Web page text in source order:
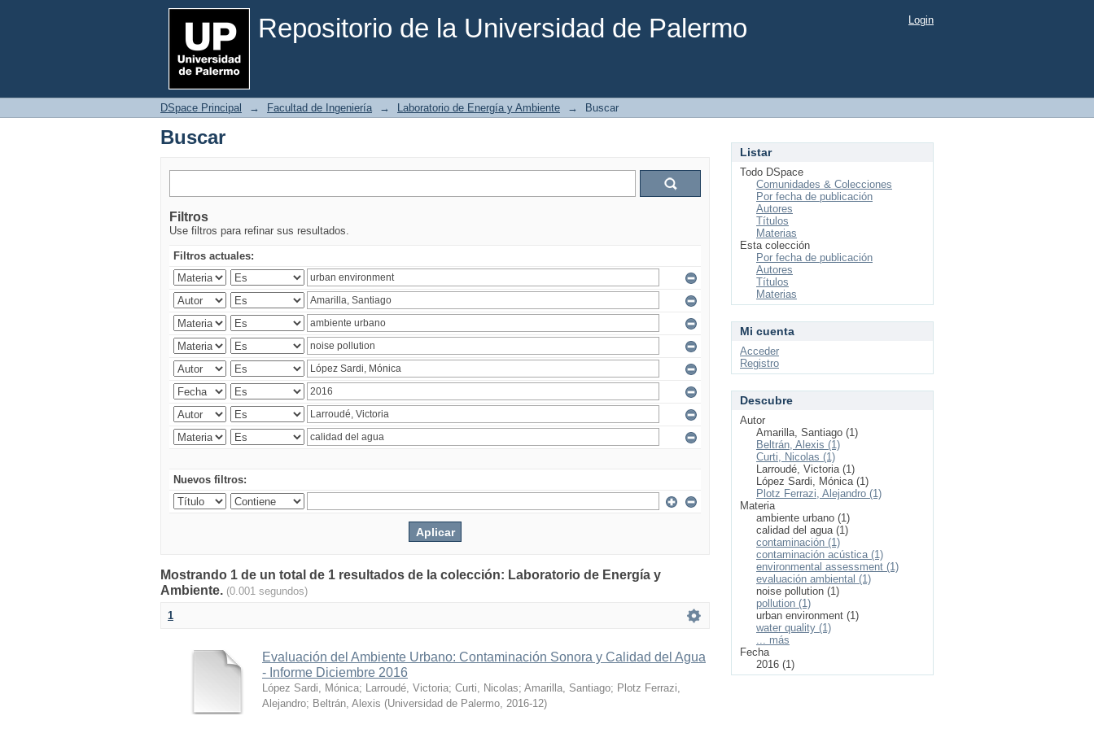
Repositorio de la Universidad de Palermo
Buscar Login
DSpace Principal → Facultad de Ingeniería → Laboratorio de Energía y Ambiente → Buscar
Buscar
Filtros
Use filtros para refinar sus resultados.
Filtros actuales:
Nuevos filtros:
Mostrando 1 de un total de 1 resultados de la colección: Laboratorio de Energía y
Ambiente. (0.001 segundos)
1
Evaluación del Ambiente Urbano: Contaminación Sonora y Calidad del Agua
- Informe Diciembre 2016
López Sardi, Mónica; Larroudé, Victoria; Curti, Nicolas; Amarilla, Santiago; Plotz Ferrazi,
Alejandro; Beltrán, Alexis (Universidad de Palermo, 2016-12)
Listar
Todo DSpace
Comunidades & Colecciones
Por fecha de publicación
Autores
Títulos
Materias
Esta colección
Por fecha de publicación
Autores
Títulos
Materias
Mi cuenta
Acceder
Registro
Descubre
Autor
Amarilla, Santiago (1)
Beltrán, Alexis (1)
Curti, Nicolas (1)
Larroudé, Victoria (1)
López Sardi, Mónica (1)
Plotz Ferrazi, Alejandro (1)
Materia
ambiente urbano (1)
calidad del agua (1)
contaminación (1)
contaminación acústica (1)
environmental assessment (1)
evaluación ambiental (1)
noise pollution (1)
pollution (1)
urban environment (1)
water quality (1)
... más
Fecha
2016 (1)